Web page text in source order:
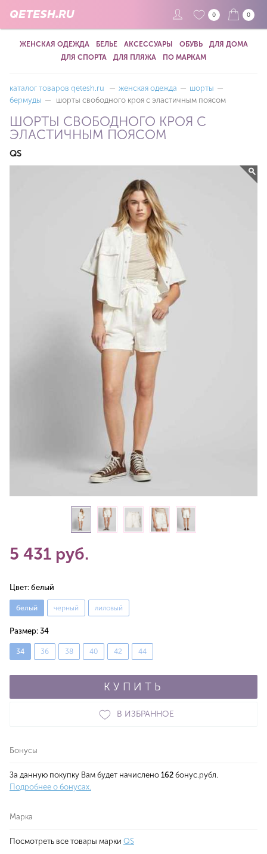
QETESH.RU 0 0
ЖЕНСКАЯ ОДЕЖДА БЕЛЬЕ АКСЕССУАРЫ ОБУВЬ
ДЛЯ ДОМА
ДЛЯ СПОРТА
ДЛЯ ПЛЯЖА ПО МАРКАМ
каталог товаров qetesh.ru — женская одежда — шорты —
бермуды — шорты свободного кроя с эластичным поясом
ШОРТЫ СВОБОДНОГО КРОЯ С
ЭЛАСТИЧНЫМ ПОЯСОМ
QS
5 431 руб.
Цвет: белый
белый черный лиловый
Размер: 34
34 36 38 40 42 44
КУПИТЬ
В ИЗБРАННОЕ
Бонусы
За данную покупку Вам будет начислено 162 бонус.рубл.
Подробнее о бонусах.
Марка
Посмотреть все товары марки QS